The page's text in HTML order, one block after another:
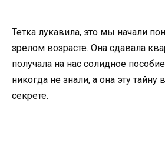
Тетка лукавила, это мы начали
зрелом возрасте. Она сдавала
получала на нас солидное
никогда не знали, а она эту тайну
секрете.